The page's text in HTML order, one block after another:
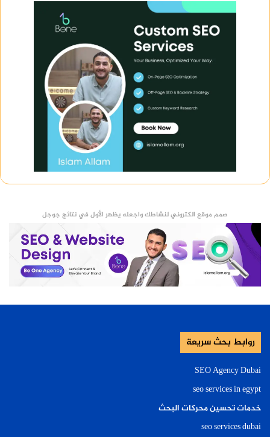
صمم موقع الكتروني لنشاطك واجعله يظهر الأول في نتائج جوجل
روابط بحث سريعة
SEO Agency Dubai
seo services in egypt
خدمات تحسين محركات البحث
seo services dubai